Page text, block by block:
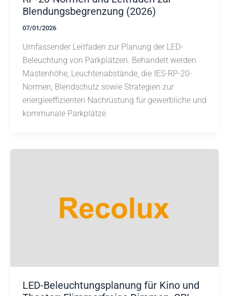
Blendungsbegrenzung (2026)
07/01/2026
Umfassender Leitfaden zur Planung der LED-
Beleuchtung von Parkplätzen. Behandelt werden
Mastenhöhe, Leuchtenabstände, die IES-RP-20-
Normen, Blendschutz sowie Strategien zur
energieeffizienten Nachrüstung für gewerbliche und
kommunale Parkplätze.
LED-Beleuchtungsplanung für Kino und